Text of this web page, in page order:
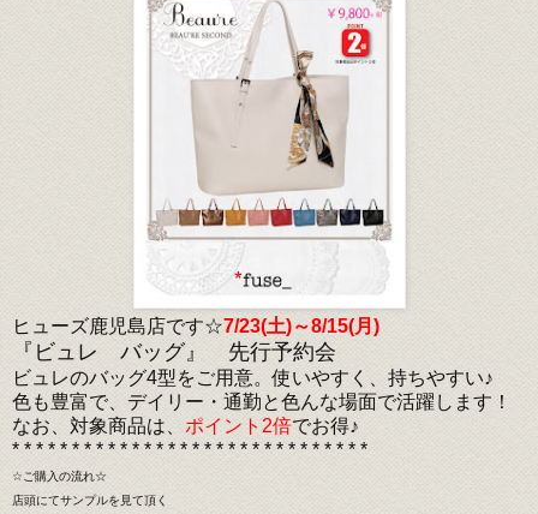
ヒューズ鹿児島店です☆7/23(土)～8/15(月)
『ビュレ バッグ』 先行予約会
ビュレのバッグ4型をご用意。使いやすく、持ちやすい♪
色も豊富で、デイリー・通勤と色んな場面で活躍します！
なお、対象商品は、 ポイント2倍でお得♪
* * * * * * * * * * * * * * * * * * * * * * * * * * * * * *
☆ご購入の流れ☆
店頭にてサンプルを見て頂く